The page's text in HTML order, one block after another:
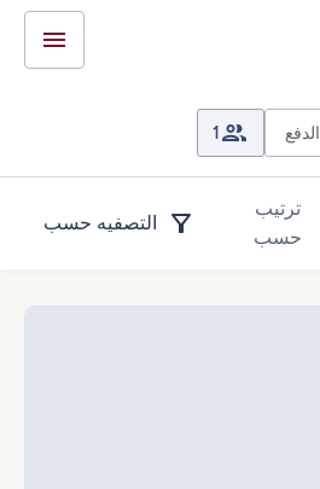
الدفع 1
ترتيب
حسب
التصفيه حسب